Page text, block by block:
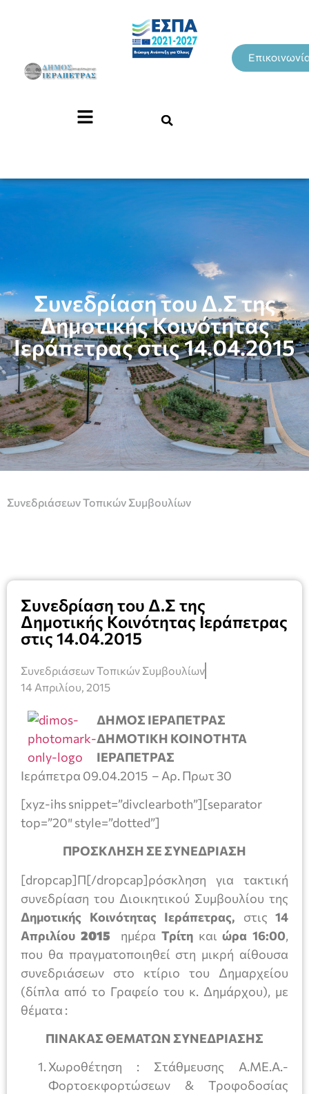
Συνεδρίαση του Δ.Σ της
Δημοτικής Κοινότητας
Ιεράπετρας στις 14.04.2015
Συνεδριάσεων Τοπικών Συμβουλίων
Συνεδρίαση του Δ.Σ της
Δημοτικής Κοινότητας Ιεράπετρας
στις 14.04.2015
Συνεδριάσεων Τοπικών Συμβουλίων
14 Απριλίου, 2015
ΔΗΜΟΣ ΙΕΡΑΠΕΤΡΑΣ
ΔΗΜΟΤΙΚΗ ΚΟΙΝΟΤΗΤΑ
ΙΕΡΑΠΕΤΡΑΣ
Ιεράπετρα 09.04.2015 – Αρ. Πρωτ 30
[xyz-ihs snippet=”divclearboth”][separator
top=”20″ style=”dotted”]
ΠΡΟΣΚΛΗΣΗ ΣΕ ΣΥΝΕΔΡΙΑΣΗ
[dropcap]Π[/dropcap]ρόσκληση για τακτική
συνεδρίαση του Διοικητικού Συμβουλίου της
Δημοτικής Κοινότητας Ιεράπετρας, στις 14
Απριλίου 2015 ημέρα Τρίτη και ώρα 16:00,
που θα πραγματοποιηθεί στη μικρή αίθουσα
συνεδριάσεων στο κτίριο του Δημαρχείου
(δίπλα από το Γραφείο του κ. Δημάρχου), με
θέματα :
ΠΙΝΑΚΑΣ ΘΕΜΑΤΩΝ ΣΥΝΕΔΡΙΑΣΗΣ
Χωροθέτηση : Στάθμευσης Α.ΜΕ.Α.-
Φορτοεκφορτώσεων & Τροφοδοσίας